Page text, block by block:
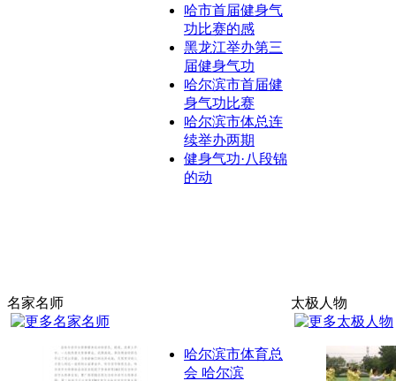
哈市首届健身气
功比赛的感
黑龙江举办第三
届健身气功
哈尔滨市首届健
身气功比赛
哈尔滨市体总连
续举办两期
健身气功·八段锦
的动
名家名师
哈尔滨市体育总
会 哈尔滨
太极人物